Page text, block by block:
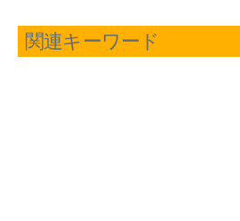
関連キーワード